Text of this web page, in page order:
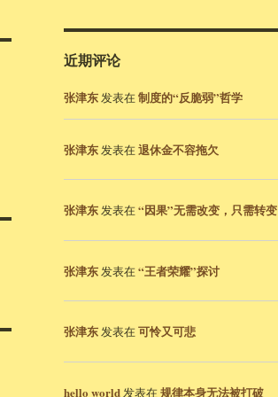
近期评论
张津东发表在制度的“反脆弱”哲学
张津东发表在退休金不容拖欠
张津东发表在“因果”无需改变，只需转变
张津东发表在“王者荣耀”探讨
张津东发表在可怜又可悲
hello world发表在规律本身无法被打破